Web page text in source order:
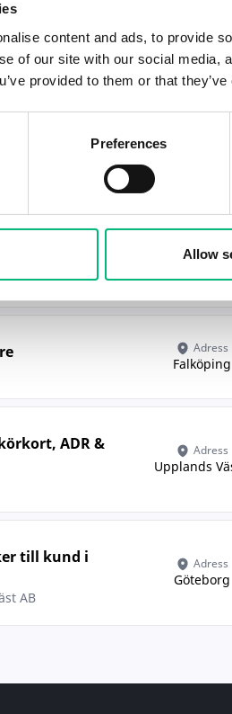
content and ads, to provide
of our site with our social
provided to them or that
Preferences
Allow
Adress
Huddinge
till ...
AB
Uppsala
Adress
Falköping
ADR &
Adress
Upplands
till kund i
AB
Adress
Göteborg